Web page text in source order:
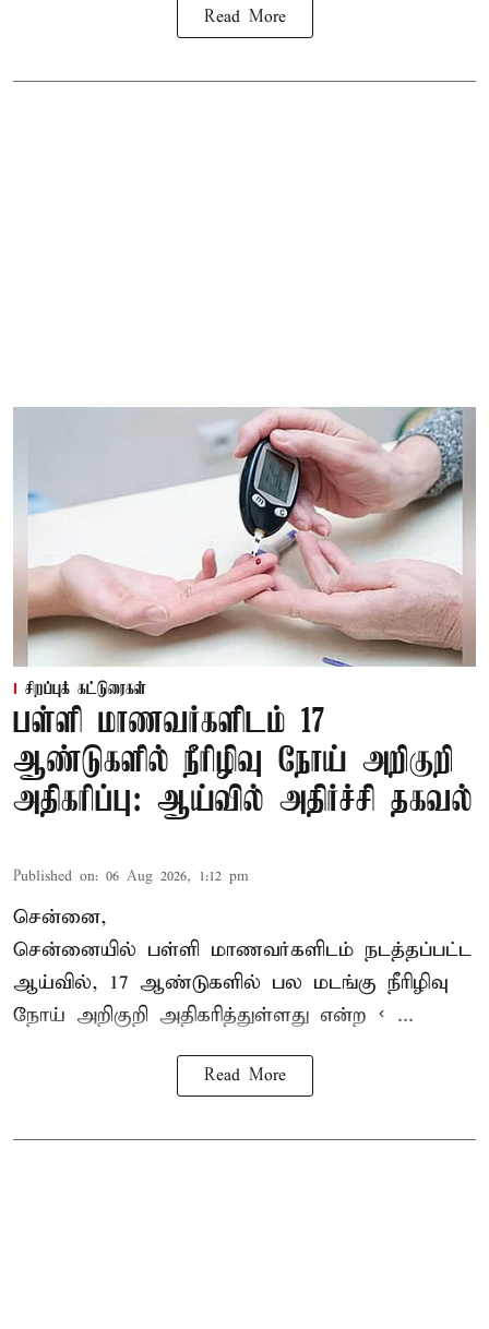
Read More
சிறப்புக் கட்டுரைகள்
பள்ளி மாணவர்களிடம் 17
ஆண்டுகளில் நீரிழிவு நோய் அறிகுறி
அதிகரிப்பு: ஆய்வில் அதிர்ச்சி தகவல்
Published on: 06 Aug 2026, 1:12 pm
சென்னை,
சென்னையில் பள்ளி மாணவர்களிடம் நடத்தப்பட்ட
ஆய்வில், 17 ஆண்டுகளில் பல மடங்கு நீரிழிவு
நோய் அறிகுறி அதிகரித்துள்ளது என்ற < ...
Read More